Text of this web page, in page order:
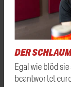
DER
Egal wie blöd
beantwortet